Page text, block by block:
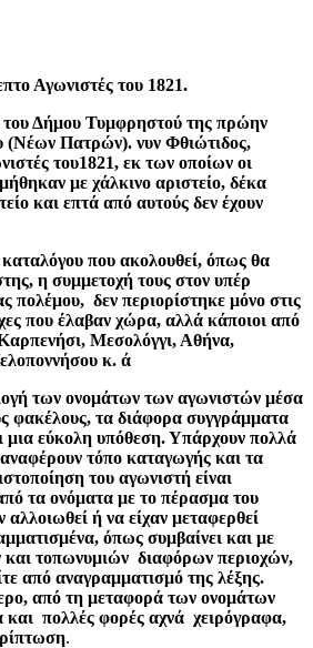
Αγωνιστές του 1821.
Δήμου Τυμφρηστού της πρώην
(Νέων Πατρών). νυν Φθιώτιδος,
του1821, εκ των οποίων οι
με χάλκινο αριστείο, δέκα
και επτά από αυτούς δεν έχουν
που ακολουθεί, όπως θα
η συμμετοχή τους στον υπέρ
πολέμου, δεν περιορίστηκε μόνο στις
που έλαβαν χώρα, αλλά κάποιοι από
Μεσολόγγι, Αθήνα,
κ. ά
των ονομάτων των αγωνιστών μέσα
φακέλους, τα διάφορα συγγράμματα
μια εύκολη υπόθεση. Υπάρχουν πολλά
τόπο καταγωγής και τα
του αγωνιστή είναι
τα ονόματα με το πέρασμα του
ή να είχαν μεταφερθεί
όπως συμβαίνει και με
τοπωνυμιών διαφόρων περιοχών,
από αναγραμματισμό της λέξης.
από τη μεταφορά των ονομάτων
και πολλές φορές αχνά χειρόγραφα,
.